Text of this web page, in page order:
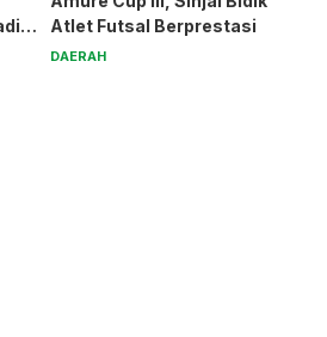
Atlet Futsal Berprestasi
DAERAH